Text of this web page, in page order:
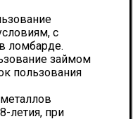
с
ломбарде.
займом
пользования
летия, при